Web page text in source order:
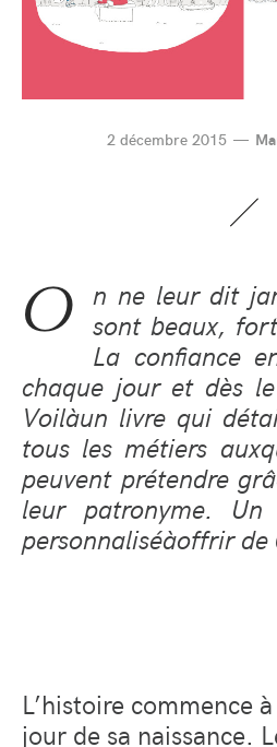
2 décembre 2015
O n ne leur dit
sont beaux,
La confiance
chaque jour et dès
Voilàun livre qui dé
tous les métiers
peuvent prétendre grâ
leur patronyme.
personnaliséàoffrir de
L’histoire commence
jour de sa naissance.